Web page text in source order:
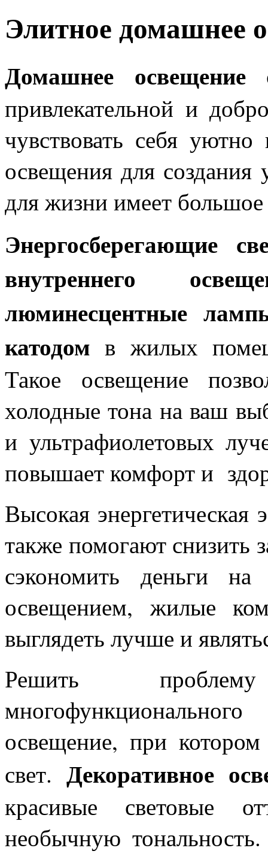
Элитное домашнее
Домашнее освещение
привлекательной и
чувствовать себя
освещения для создания
для жизни имеет большое
Энергосберегающие
внутреннего
люминесцентные
катодом в жилых
Такое освещение
холодные тона на ваш
и ультрафиолетовых
повышает комфорт и
Высокая
также помогают снизить
сэкономить деньги
освещением, жилые
выглядеть лучше и
Решить
освещение, при
свет. Декоративное
красивые световые
необычную